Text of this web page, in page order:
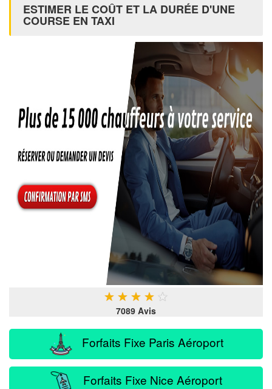
ESTIMER LE COÛT ET LA DURÉE D'UNE
COURSE EN TAXI
★ ★ ★ ★ ★
7089 Avis
Forfaits Fixe Paris Aéroport
Forfaits Fixe Nice Aéroport